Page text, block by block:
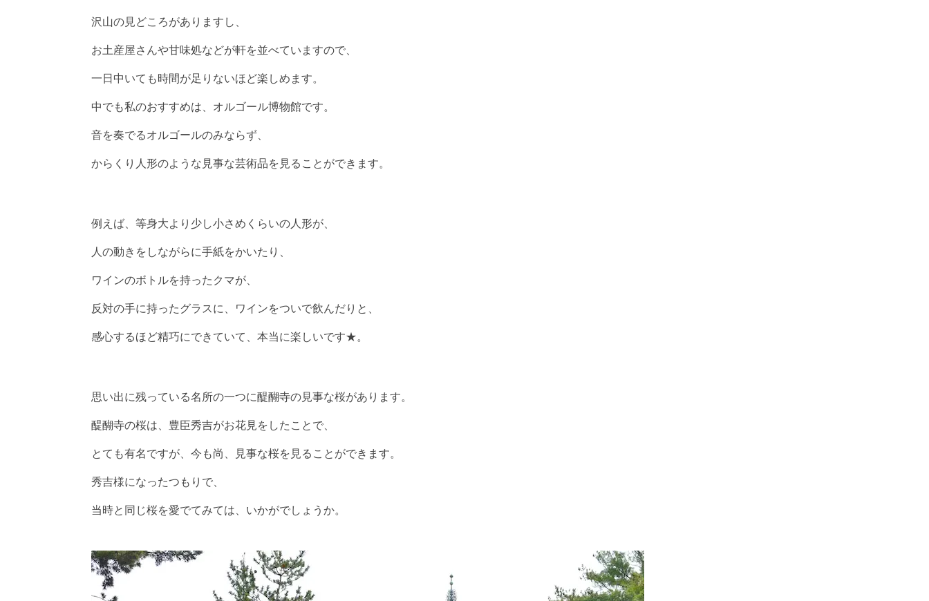
沢山の見どころがありますし、
お土産屋さんや甘味処などが軒を並べていますので、
一日中いても時間が足りないほど楽しめます。
中でも私のおすすめは、オルゴール博物館です。
音を奏でるオルゴールのみならず、
からくり人形のような見事な芸術品を見ることができます。
例えば、等身大より少し小さめくらいの人形が、
人の動きをしながらに手紙をかいたり、
ワインのボトルを持ったクマが、
反対の手に持ったグラスに、ワインをついで飲んだりと、
感心するほど精巧にできていて、本当に楽しいです★。
思い出に残っている名所の一つに醍醐寺の見事な桜があります。
醍醐寺の桜は、豊臣秀吉がお花見をしたことで、
とても有名ですが、今も尚、見事な桜を見ることができます。
秀吉様になったつもりで、
当時と同じ桜を愛でてみては、いかがでしょうか。